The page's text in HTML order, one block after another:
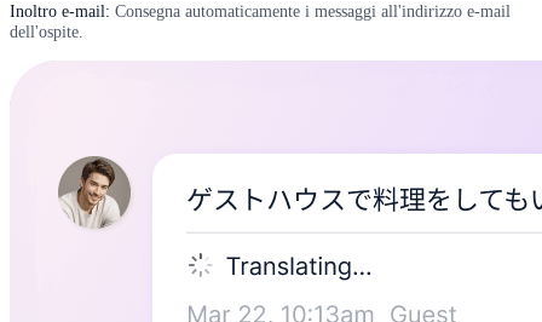
Inoltro e-mail: Consegna automaticamente i messaggi all'indirizzo e-mail
dell'ospite.